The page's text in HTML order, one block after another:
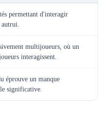
permettant d'interagir
autrui.
multijoueurs, où un
interagissent.
éprouve un manque
significative.